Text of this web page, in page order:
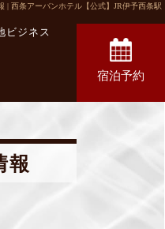
| 西条アーバンホテル【公式】JR伊予西条駅
ビジネス
宿泊予約
報